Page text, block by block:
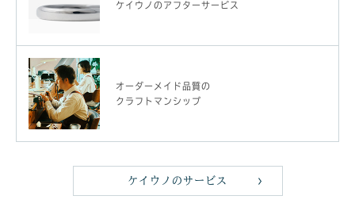
ケイウノのアフターサービス
オーダーメイド品質の
クラフトマンシップ
ケイウノのサービス